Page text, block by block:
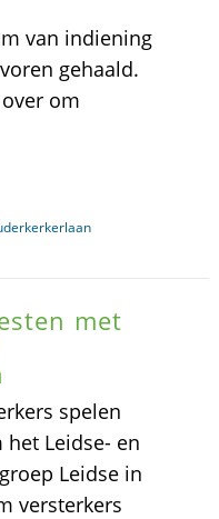
van indiening
gehaald.
om
met
spelen
Leidse- en
Leidse in
versterkers